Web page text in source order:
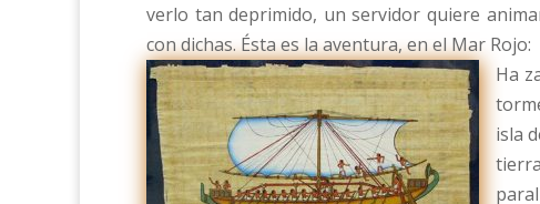
verlo tan deprimido, un servidor quiere
con dichas. Ésta es la aventura, en el Mar Rojo:
Ha
isla